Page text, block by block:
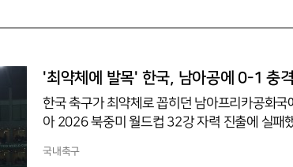
'최약체에 발목' 한국, 남아공에 0-1 충
한국 축구가 최약체로 꼽히던 남아프리카공화
아 2026 북중미 월드컵 32강 자력 진출에 실패
1로 졌다.체코를 2-1로 꺾고 멕시코에 0-1로 졌
국내축구